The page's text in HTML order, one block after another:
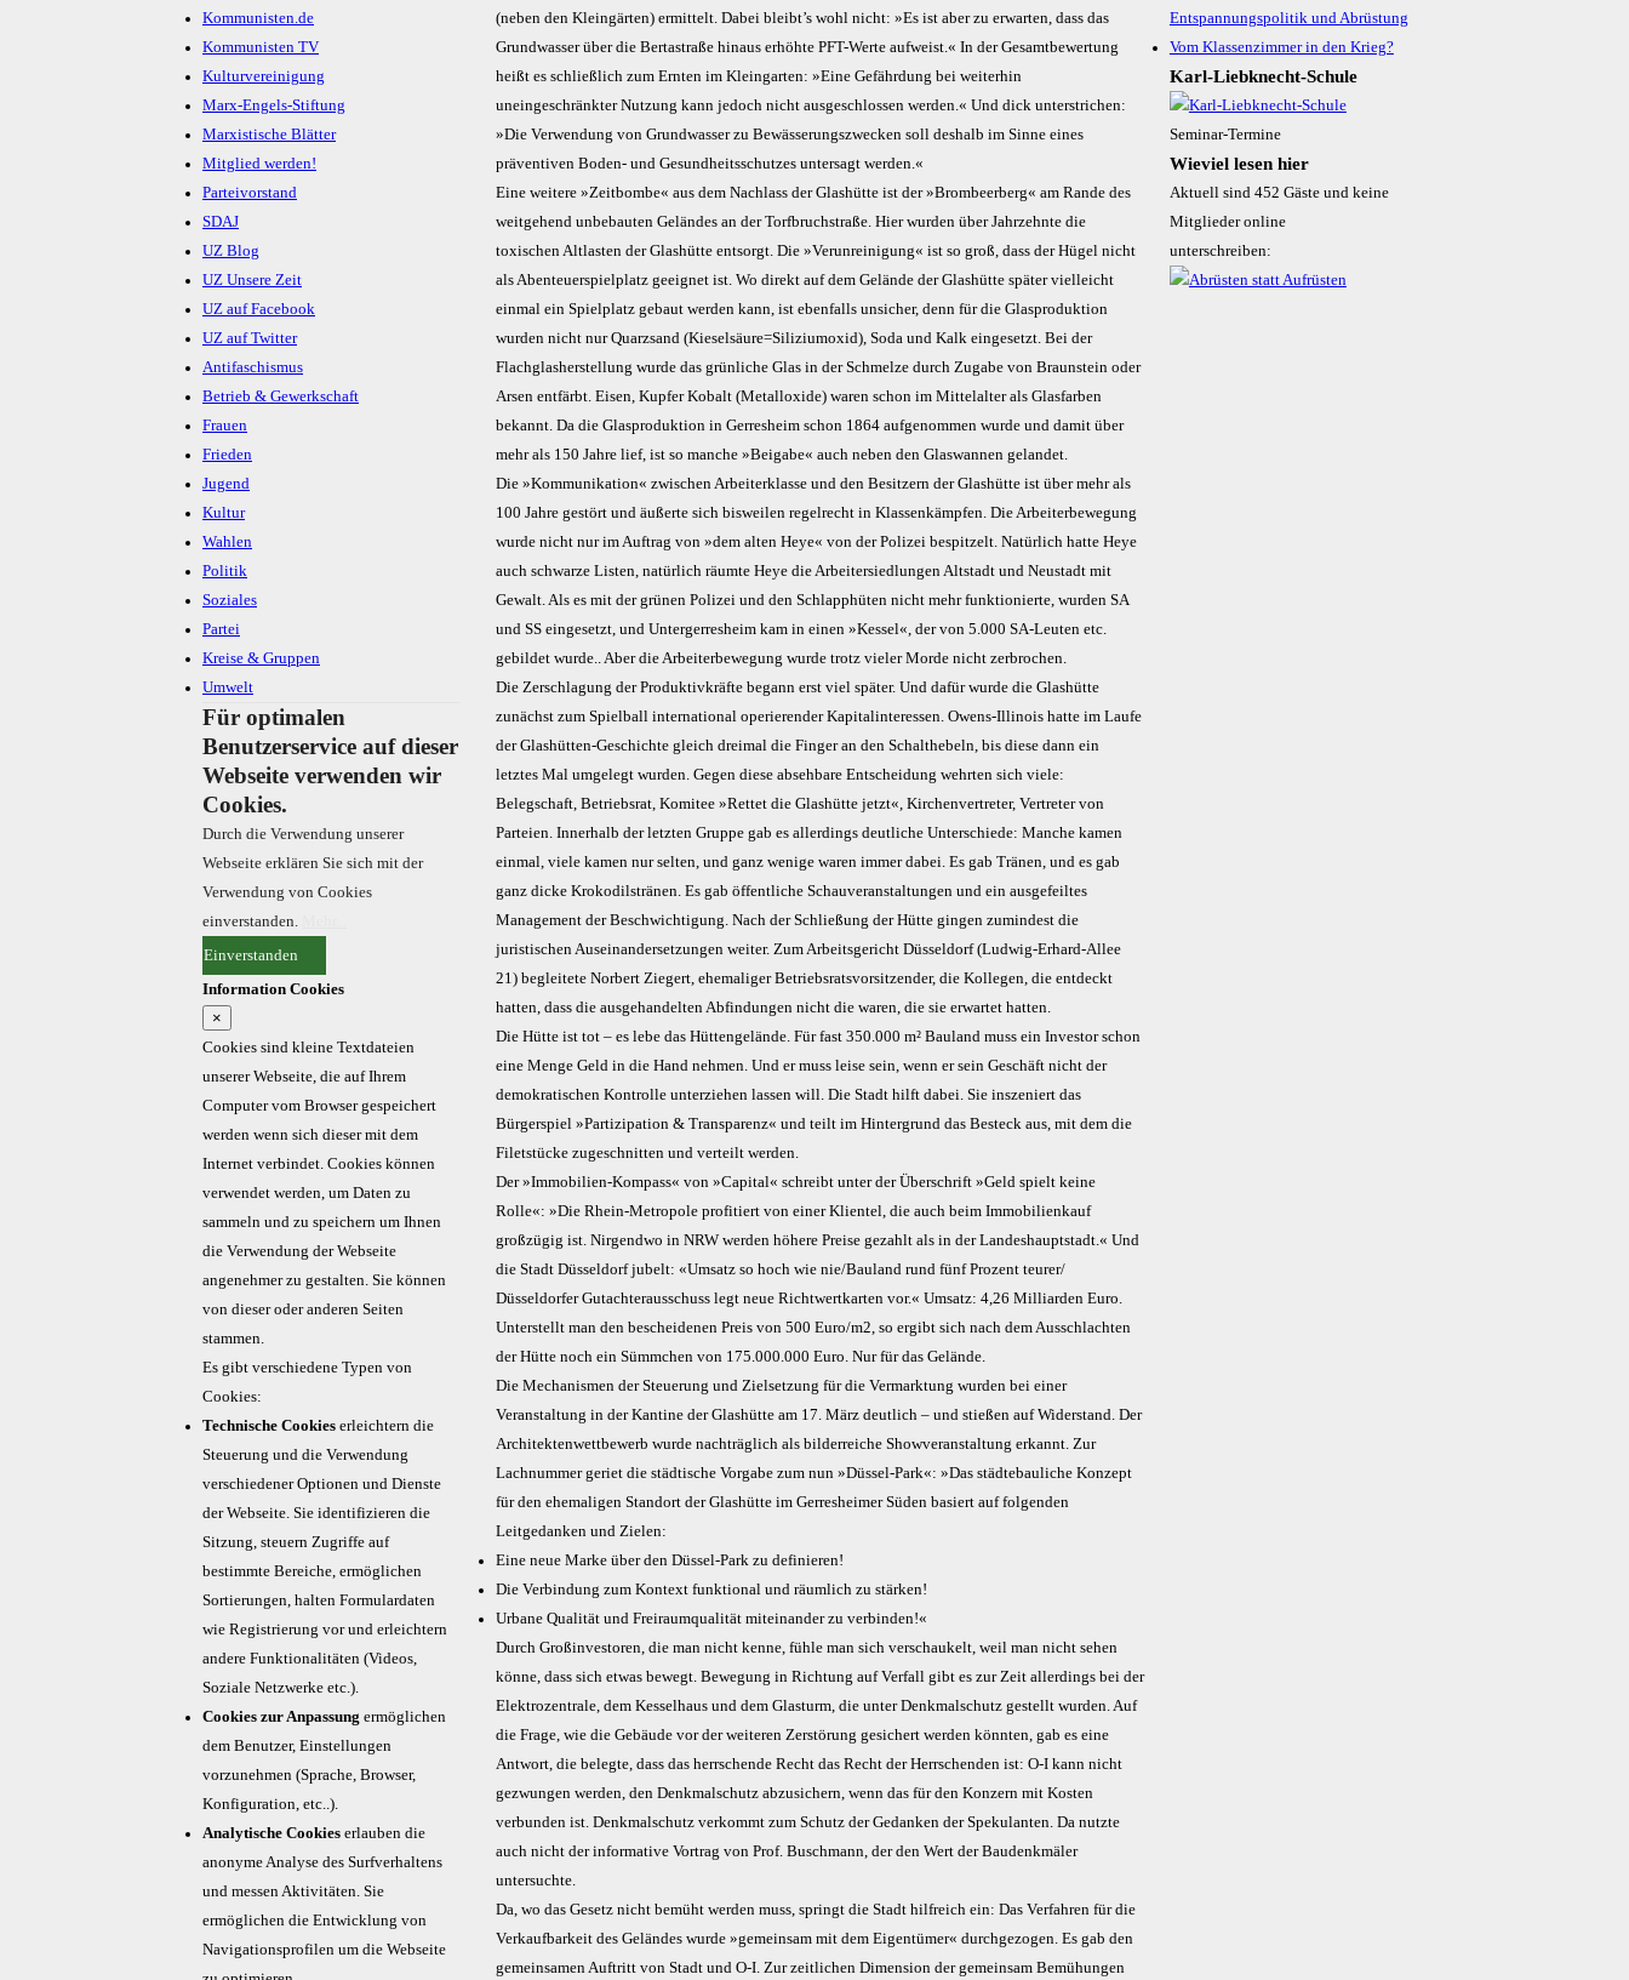
Kommunisten.de
Kommunisten TV
Kulturvereinigung
Marx-Engels-Stiftung
Marxistische Blätter
Mitglied werden!
Parteivorstand
SDAJ
UZ Blog
UZ Unsere Zeit
UZ auf Facebook
UZ auf Twitter
Antifaschismus
Betrieb & Gewerkschaft
Frauen
Frieden
Jugend
Kultur
Wahlen
Politik
Soziales
Partei
Kreise & Gruppen
Umwelt
Für optimalen
Benutzerservice auf dieser
Webseite verwenden wir
Cookies.
Durch die Verwendung unserer
Webseite erklären Sie sich mit der
Verwendung von Cookies
einverstanden.
Einverstanden
Information Cookies
×
Cookies sind kleine Textdateien
unserer Webseite, die auf Ihrem
Computer vom Browser gespeichert
werden wenn sich dieser mit dem
Internet verbindet. Cookies können
verwendet werden, um Daten zu
sammeln und zu speichern um Ihnen
die Verwendung der Webseite
angenehmer zu gestalten. Sie können
von dieser oder anderen Seiten
stammen.
Es gibt verschiedene Typen von
Cookies:
Technische Cookies erleichtern die
Steuerung und die Verwendung
verschiedener Optionen und Dienste
der Webseite. Sie identifizieren die
Sitzung, steuern Zugriffe auf
bestimmte Bereiche, ermöglichen
Sortierungen, halten Formulardaten
wie Registrierung vor und erleichtern
andere Funktionalitäten (Videos,
Soziale Netzwerke etc.).
Cookies zur Anpassung ermöglichen
dem Benutzer, Einstellungen
vorzunehmen (Sprache, Browser,
Konfiguration, etc..).
Analytische Cookies erlauben die
anonyme Analyse des Surfverhaltens
und messen Aktivitäten. Sie
ermöglichen die Entwicklung von
Navigationsprofilen um die Webseite
(neben den Kleingärten) ermittelt. Dabei bleibt’s wohl nicht: »Es ist aber zu erwarten, dass das
Grundwasser über die Bertastraße hinaus erhöhte PFT-Werte aufweist.« In der Gesamtbewertung
heißt es schließlich zum Ernten im Kleingarten: »Eine Gefährdung bei weiterhin
uneingeschränkter Nutzung kann jedoch nicht ausgeschlossen werden.« Und dick unterstrichen:
»Die Verwendung von Grundwasser zu Bewässerungszwecken soll deshalb im Sinne eines
präventiven Boden- und Gesundheitsschutzes untersagt werden.«
Eine weitere »Zeitbombe« aus dem Nachlass der Glashütte ist der »Brombeerberg« am Rande des
weitgehend unbebauten Geländes an der Torfbruchstraße. Hier wurden über Jahrzehnte die
toxischen Altlasten der Glashütte entsorgt. Die »Verunreinigung« ist so groß, dass der Hügel nicht
als Abenteuerspielplatz geeignet ist. Wo direkt auf dem Gelände der Glashütte später vielleicht
einmal ein Spielplatz gebaut werden kann, ist ebenfalls unsicher, denn für die Glasproduktion
wurden nicht nur Quarzsand (Kieselsäure=Siliziumoxid), Soda und Kalk eingesetzt. Bei der
Flachglasherstellung wurde das grünliche Glas in der Schmelze durch Zugabe von Braunstein oder
Arsen entfärbt. Eisen, Kupfer Kobalt (Metalloxide) waren schon im Mittelalter als Glasfarben
bekannt. Da die Glasproduktion in Gerresheim schon 1864 aufgenommen wurde und damit über
mehr als 150 Jahre lief, ist so manche »Beigabe« auch neben den Glaswannen gelandet.
Die »Kommunikation« zwischen Arbeiterklasse und den Besitzern der Glashütte ist über mehr als
100 Jahre gestört und äußerte sich bisweilen regelrecht in Klassenkämpfen. Die Arbeiterbewegung
wurde nicht nur im Auftrag von »dem alten Heye« von der Polizei bespitzelt. Natürlich hatte Heye
auch schwarze Listen, natürlich räumte Heye die Arbeitersiedlungen Altstadt und Neustadt mit
Gewalt. Als es mit der grünen Polizei und den Schlapphüten nicht mehr funktionierte, wurden SA
und SS eingesetzt, und Untergerresheim kam in einen »Kessel«, der von 5.000 SA-Leuten etc.
gebildet wurde.. Aber die Arbeiterbewegung wurde trotz vieler Morde nicht zerbrochen.
Die Zerschlagung der Produktivkräfte begann erst viel später. Und dafür wurde die Glashütte
zunächst zum Spielball international operierender Kapitalinteressen. Owens-Illinois hatte im Laufe
der Glashütten-Geschichte gleich dreimal die Finger an den Schalthebeln, bis diese dann ein
letztes Mal umgelegt wurden. Gegen diese absehbare Entscheidung wehrten sich viele:
Belegschaft, Betriebsrat, Komitee »Rettet die Glashütte jetzt«, Kirchenvertreter, Vertreter von
Parteien. Innerhalb der letzten Gruppe gab es allerdings deutliche Unterschiede: Manche kamen
einmal, viele kamen nur selten, und ganz wenige waren immer dabei. Es gab Tränen, und es gab
ganz dicke Krokodilstränen. Es gab öffentliche Schauveranstaltungen und ein ausgefeiltes
Management der Beschwichtigung. Nach der Schließung der Hütte gingen zumindest die
juristischen Auseinandersetzungen weiter. Zum Arbeitsgericht Düsseldorf (Ludwig-Erhard-Allee
21) begleitete Norbert Ziegert, ehemaliger Betriebsratsvorsitzender, die Kollegen, die entdeckt
hatten, dass die ausgehandelten Abfindungen nicht die waren, die sie erwartet hatten.
Die Hütte ist tot – es lebe das Hüttengelände. Für fast 350.000 m² Bauland muss ein Investor schon
eine Menge Geld in die Hand nehmen. Und er muss leise sein, wenn er sein Geschäft nicht der
demokratischen Kontrolle unterziehen lassen will. Die Stadt hilft dabei. Sie inszeniert das
Bürgerspiel »Partizipation & Transparenz« und teilt im Hintergrund das Besteck aus, mit dem die
Filetstücke zugeschnitten und verteilt werden.
Der »Immobilien-Kompass« von »Capital« schreibt unter der Überschrift »Geld spielt keine
Rolle«: »Die Rhein-Metropole profitiert von einer Klientel, die auch beim Immobilienkauf
großzügig ist. Nirgendwo in NRW werden höhere Preise gezahlt als in der Landeshauptstadt.« Und
die Stadt Düsseldorf jubelt: «Umsatz so hoch wie nie/Bauland rund fünf Prozent teurer/
Düsseldorfer Gutachterausschuss legt neue Richtwertkarten vor.« Umsatz: 4,26 Milliarden Euro.
Unterstellt man den bescheidenen Preis von 500 Euro/m2, so ergibt sich nach dem Ausschlachten
der Hütte noch ein Sümmchen von 175.000.000 Euro. Nur für das Gelände.
Die Mechanismen der Steuerung und Zielsetzung für die Vermarktung wurden bei einer
Veranstaltung in der Kantine der Glashütte am 17. März deutlich – und stießen auf Widerstand. Der
Architektenwettbewerb wurde nachträglich als bilderreiche Showveranstaltung erkannt. Zur
Lachnummer geriet die städtische Vorgabe zum nun »Düssel-Park«: »Das städtebauliche Konzept
für den ehemaligen Standort der Glashütte im Gerresheimer Süden basiert auf folgenden
Leitgedanken und Zielen:
Eine neue Marke über den Düssel-Park zu definieren!
Die Verbindung zum Kontext funktional und räumlich zu stärken!
Urbane Qualität und Freiraumqualität miteinander zu verbinden!«
Durch Großinvestoren, die man nicht kenne, fühle man sich verschaukelt, weil man nicht sehen
könne, dass sich etwas bewegt. Bewegung in Richtung auf Verfall gibt es zur Zeit allerdings bei der
Elektrozentrale, dem Kesselhaus und dem Glasturm, die unter Denkmalschutz gestellt wurden. Auf
die Frage, wie die Gebäude vor der weiteren Zerstörung gesichert werden könnten, gab es eine
Antwort, die belegte, dass das herrschende Recht das Recht der Herrschenden ist: O-I kann nicht
gezwungen werden, den Denkmalschutz abzusichern, wenn das für den Konzern mit Kosten
verbunden ist. Denkmalschutz verkommt zum Schutz der Gedanken der Spekulanten. Da nutzte
auch nicht der informative Vortrag von Prof. Buschmann, der den Wert der Baudenkmäler
untersuchte.
Da, wo das Gesetz nicht bemüht werden muss, springt die Stadt hilfreich ein: Das Verfahren für die
Verkaufbarkeit des Geländes wurde »gemeinsam mit dem Eigentümer« durchgezogen. Es gab den
gemeinsamen Auftritt von Stadt und O-I. Zur zeitlichen Dimension der gemeinsam Bemühungen
Entspannungspolitik und Abrüstung
Vom Klassenzimmer in den Krieg?
Karl-Liebknecht-­Schule
Seminar-Termine
Wieviel lesen hier
Aktuell sind 452 Gäste und keine
Mitglieder online
unterschreiben: